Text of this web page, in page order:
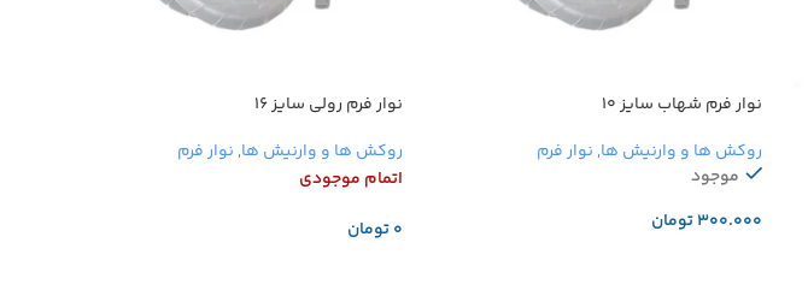
نوار فرم شهاب سایز ۱۰
روکش ها و وارنیش ها, نوار فرم
موجود
تومان
نوار فرم رولی سایز ۱۶
روکش ها و وارنیش ها, نوار فرم
اتمام موجودی
تومان